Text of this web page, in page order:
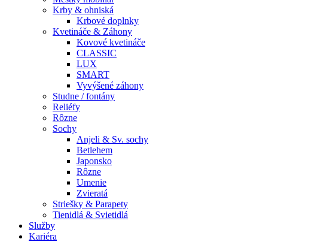
Krby & ohniská
Krbové doplnky
Kvetináče & Záhony
Kovové kvetináče
CLASSIC
LUX
SMART
Vyvýšené záhony
Studne / fontány
Reliéfy
Rôzne
Sochy
Anjeli & Sv. sochy
Betlehem
Japonsko
Rôzne
Umenie
Zvieratá
Striešky & Parapety
Tienidlá & Svietidlá
Služby
Kariéra